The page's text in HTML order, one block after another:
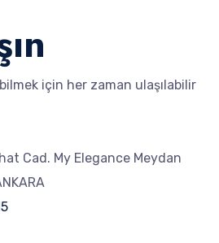
için her zaman ulaşılabilir
Cad. My Elegance Meydan